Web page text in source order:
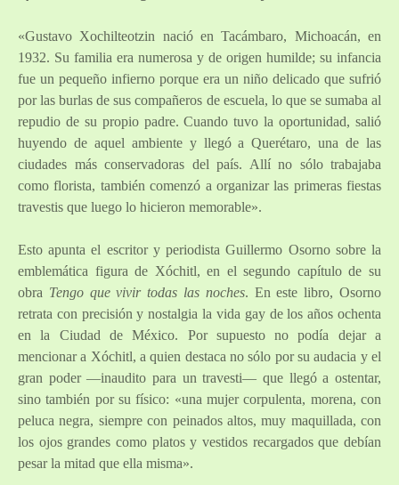
«Gustavo Xochilteotzin nació en Tacámbaro, Michoacán, en
1932. Su familia era numerosa y de origen humilde; su infancia
fue un pequeño infierno porque era un niño delicado que sufrió
por las burlas de sus compañeros de escuela, lo que se sumaba al
repudio de su propio padre. Cuando tuvo la oportunidad, salió
huyendo de aquel ambiente y llegó a Querétaro, una de las
ciudades más conservadoras del país. Allí no sólo trabajaba
como florista, también comenzó a organizar las primeras fiestas
travestis que luego lo hicieron memorable».
Esto apunta el escritor y periodista Guillermo Osorno sobre la
emblemática figura de Xóchitl, en el segundo capítulo de su
obra Tengo que vivir todas las noches. En este libro, Osorno
retrata con precisión y nostalgia la vida gay de los años ochenta
en la Ciudad de México. Por supuesto no podía dejar a
mencionar a Xóchitl, a quien destaca no sólo por su audacia y el
gran poder —inaudito para un travesti— que llegó a ostentar,
sino también por su físico: «una mujer corpulenta, morena, con
peluca negra, siempre con peinados altos, muy maquillada, con
los ojos grandes como platos y vestidos recargados que debían
pesar la mitad que ella misma».